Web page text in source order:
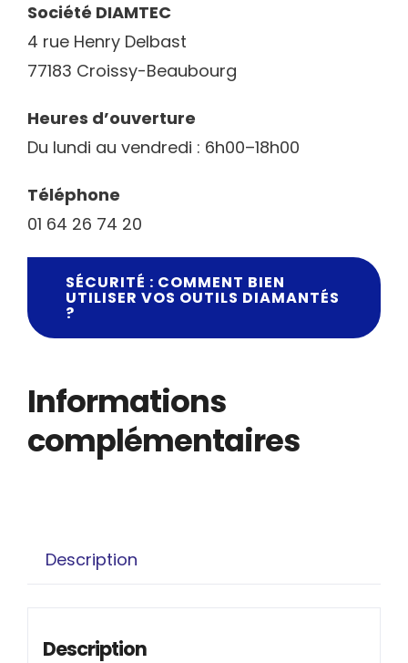
Société DIAMTEC
4 rue Henry Delbast
77183 Croissy-Beaubourg
Heures d’ouverture
Du lundi au vendredi : 6h00–18h00
Téléphone
01 64 26 74 20
SÉCURITÉ : COMMENT BIEN
UTILISER VOS OUTILS DIAMANTÉS
?
Informations
complémentaires
Description
Description